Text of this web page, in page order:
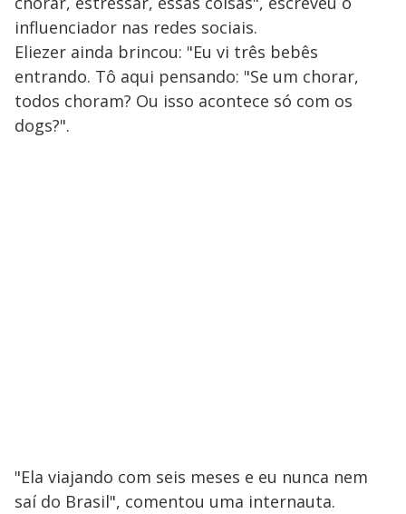
influenciador nas redes sociais.
Eliezer ainda brincou: "Eu vi três bebês
entrando. Tô aqui pensando: "Se um chorar,
todos choram? Ou isso acontece só com os
dogs?".
"Ela viajando com seis meses e eu nunca nem
saí do Brasil", comentou uma internauta.